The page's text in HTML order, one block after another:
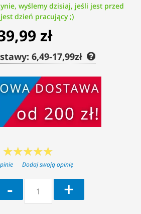
wyślemy dzisiaj, jeśli jest przed
dzień pracujący ;)
zł
6,49-17,99zł
Dodaj swoją opinię
- +